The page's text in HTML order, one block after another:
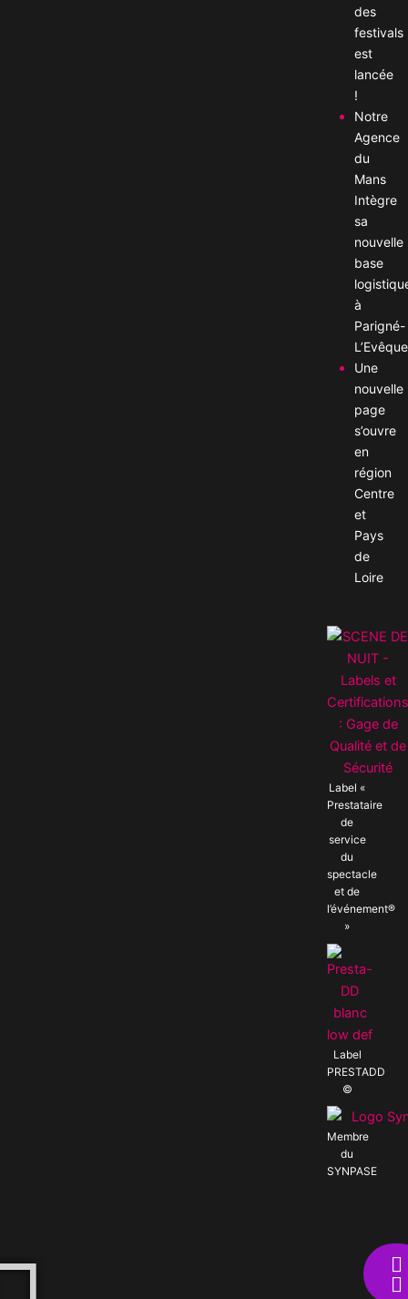
des
festivals
est
lancée
!
Notre
Agence
du
Mans
Intègre
sa
nouvelle
base
à
Parigné-
Une
nouvelle
page
s’ouvre
en
région
Centre
et
Pays
de
Loire
Label
PRESTADD
©
Membre
du
SYNPASE
Label «
Prestataire
de
service
du
spectacle
et de
l’événement®
»